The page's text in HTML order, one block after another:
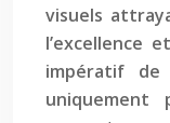
visuels
l’excellence
impératif de